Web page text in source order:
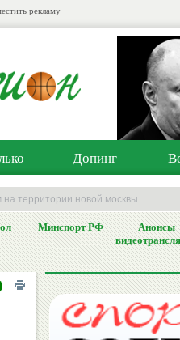
рекламу
Допинг
территории новой москвы
Минспорт РФ
Анонсы